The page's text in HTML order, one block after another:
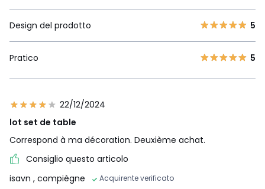
Design del prodotto 5
Pratico 5
22/12/2024
lot set de table
Correspond à ma décoration. Deuxième achat.
Consiglio questo articolo
isavn , compiègne Acquirente verificato